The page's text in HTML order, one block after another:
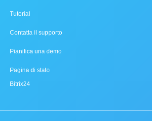
Tutorial
Contatta il supporto
Pianifica una demo
Pagina di stato
Bitrix24